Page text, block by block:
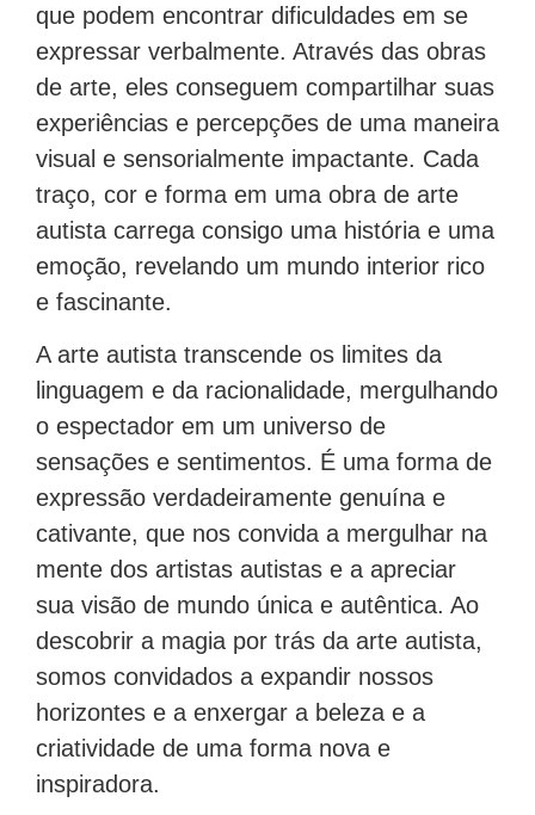
que podem encontrar dificuldades em se
expressar verbalmente. Através das obras
de arte, eles conseguem compartilhar suas
experiências e percepções de uma maneira
visual e sensorialmente impactante. Cada
traço, cor e forma em uma obra de arte
autista carrega consigo uma história e uma
emoção, revelando um mundo interior rico
e fascinante.
A arte autista transcende os limites da
linguagem e da racionalidade, mergulhando
o espectador em um universo de
sensações e sentimentos. É uma forma de
expressão verdadeiramente genuína e
cativante, que nos convida a mergulhar na
mente dos artistas autistas e a apreciar
sua visão de mundo única e autêntica. Ao
descobrir a magia por trás da arte autista,
somos convidados a expandir nossos
horizontes e a enxergar a beleza e a
criatividade de uma forma nova e
inspiradora.